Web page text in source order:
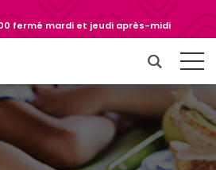
fermé mardi et jeudi après-midi